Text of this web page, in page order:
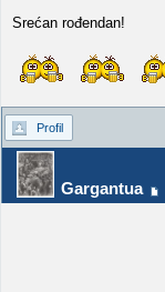
Srećan rođendan!
Profil
Gargantua